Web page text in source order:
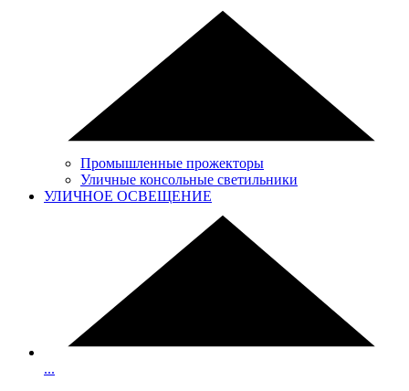
Промышленные прожекторы
Уличные консольные светильники
УЛИЧНОЕ ОСВЕЩЕНИЕ
...